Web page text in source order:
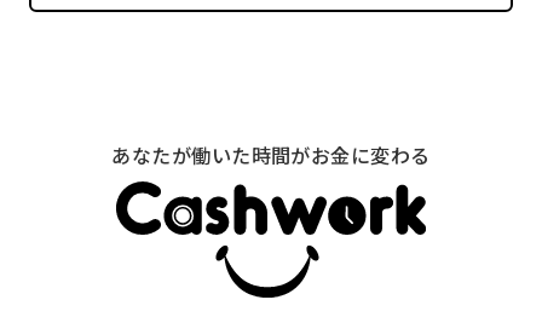
あなたが働いた時間がお金に変わる